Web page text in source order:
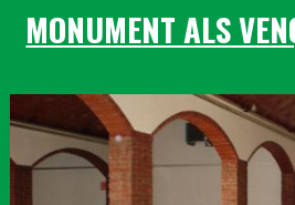
MONUMENT ALS